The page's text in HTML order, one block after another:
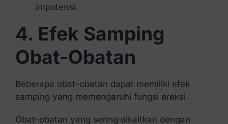
impotensi.
4. Efek Samping
Obat-Obatan
Beberapa obat-obatan dapat memiliki efek
samping yang memengaruhi fungsi ereksi.
Obat-obatan yang sering dikaitkan dengan